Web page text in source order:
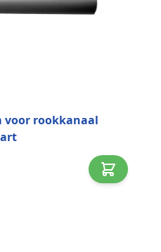
voor rookkanaal